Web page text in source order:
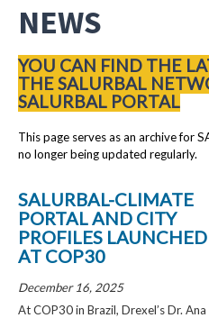
NEWS
YOU CAN FIND THE
THE SALURBAL
SALURBAL PORTAL
This page serves as an archive for
no longer being updated regularly.
SALURBAL-CLIMATE
PORTAL AND CITY
PROFILES LAUNCHED
AT COP30
December 16, 2025
At COP30 in Brazil, Drexel’s Dr.